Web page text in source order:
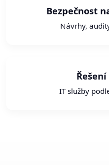
Bezpečnost
Návrhy,
IT služby